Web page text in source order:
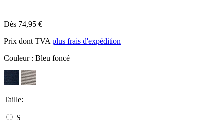
Dès 74,95 €
Prix dont TVA plus frais d'expédition
Couleur : Bleu foncé
Taille:
S